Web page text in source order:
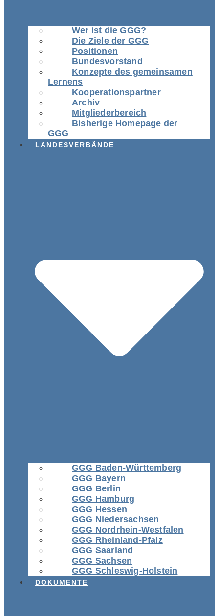
Wer ist die GGG?
Die Ziele der GGG
Positionen
Bundesvorstand
Konzepte des gemeinsamen
Lernens
Kooperationspartner
Archiv
Mitgliederbereich
Bisherige Homepage der
GGG
LANDESVERBÄNDE
GGG Baden-Württemberg
GGG Bayern
GGG Berlin
GGG Hamburg
GGG Hessen
GGG Niedersachsen
GGG Nordrhein-Westfalen
GGG Rheinland-Pfalz
GGG Saarland
GGG Sachsen
GGG Schleswig-Holstein
DOKUMENTE